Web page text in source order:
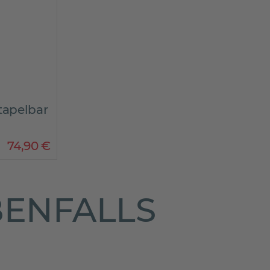
74,90€